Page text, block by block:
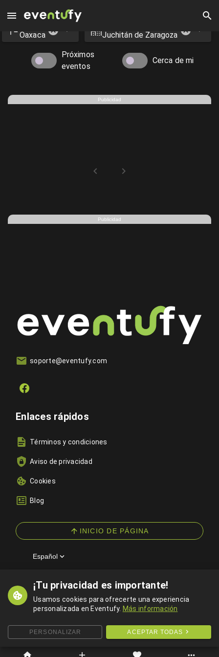
¡Tu privacidad es importante!
Usamos cookies para ofrecerte una experiencia
personalizada en Eventufy. Más información
PERSONALIZAR ACEPTAR TODAS
Eventos en Juchitán de Zaragoza - Eventufy 2026 | Eventufy
Oaxaca Juchitán de Zaragoza
Próximos
eventos
Cerca de mi
Publicidad
Publicidad
soporte@eventufy.com
Enlaces rápidos
Términos y condiciones
Aviso de privacidad
Cookies
Blog
INICIO DE PÁGINA
Español